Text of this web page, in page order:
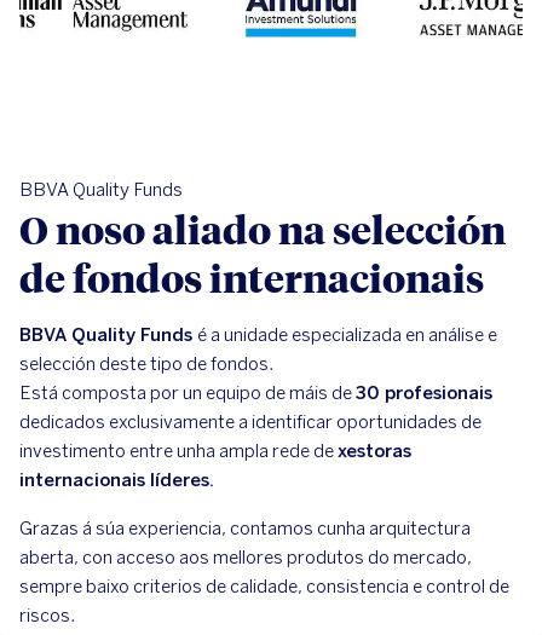
BBVA Quality Funds
O noso aliado na selección
de fondos internacionais
BBVA Quality Funds é a unidade especializada en análise e
selección deste tipo de fondos.
Está composta por un equipo de máis de30 profesionais
dedicados exclusivamente a identificar oportunidades de
investimento entre unha ampla rede dexestoras
internacionais líderes.
Grazas á súa experiencia, contamos cunha arquitectura
aberta, con acceso aos mellores produtos do mercado,
sempre baixo criterios de calidade, consistencia e control de
riscos.